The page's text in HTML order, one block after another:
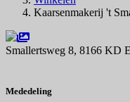
Kaarsenmakerij 't
Smallertsweg 8, 8166 KD
Mededeling